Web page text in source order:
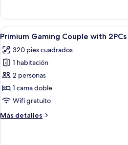
(Free
simple
Breakfast)
doble
Premium,
vista
océano
(Free
simple
Breakfast)
Abrir
todas
las
fotos
de
Primium
Gaming
with
5
Primium Gaming Couple with
320 pies cuadrados
1 habitación
2 personas
1 cama doble
Wifi gratuito
Más detalles
Más